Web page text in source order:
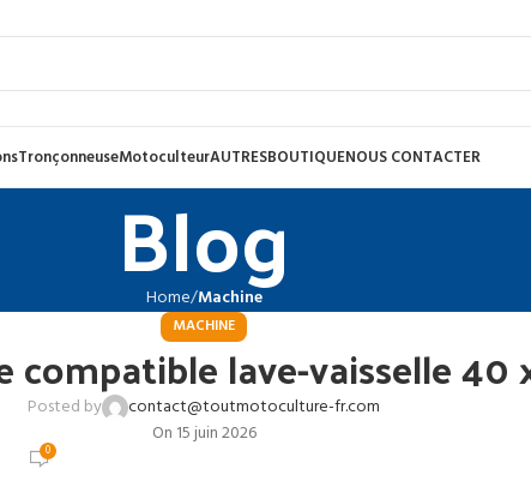
TronçonneuseMotoculteurAUTRESBOUTIQUENOUS CONTACTER
Blog
Home Machine
MACHINE
compatible lave-vaisselle
Posted by
contact@toutmotoculture-fr.com
On 15 juin 2026
0